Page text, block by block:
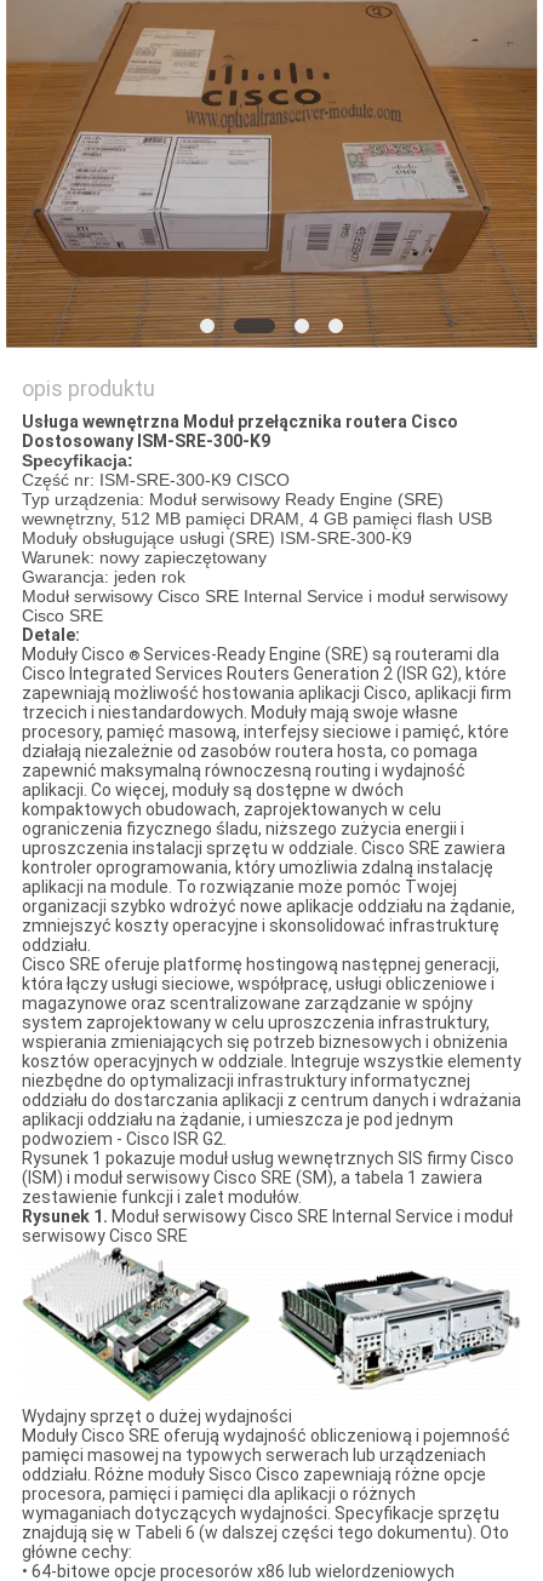
SITEMAP
POLITYKA
PRYWATNOŚCI
opis produktu
Usługa wewnętrzna Moduł przełącznika routera Cisco
Dostosowany ISM-SRE-300-K9
Specyfikacja:
Część nr: ISM-SRE-300-K9 CISCO
Typ urządzenia: Moduł serwisowy Ready Engine (SRE)
wewnętrzny, 512 MB pamięci DRAM, 4 GB pamięci flash USB
Moduły obsługujące usługi (SRE) ISM-SRE-300-K9
Warunek: nowy zapieczętowany
Gwarancja: jeden rok
Moduł serwisowy Cisco SRE Internal Service i moduł serwisowy
Cisco SRE
Detale:
Moduły Cisco ®Services-Ready Engine (SRE) są routerami dla
Cisco Integrated Services Routers Generation 2 (ISR G2), które
zapewniają możliwość hostowania aplikacji Cisco, aplikacji firm
trzecich i niestandardowych. Moduły mają swoje własne
procesory, pamięć masową, interfejsy sieciowe i pamięć, które
działają niezależnie od zasobów routera hosta, co pomaga
zapewnić maksymalną równoczesną routing i wydajność
aplikacji. Co więcej, moduły są dostępne w dwóch
kompaktowych obudowach, zaprojektowanych w celu
ograniczenia fizycznego śladu, niższego zużycia energii i
uproszczenia instalacji sprzętu w oddziale. Cisco SRE zawiera
kontroler oprogramowania, który umożliwia zdalną instalację
aplikacji na module. To rozwiązanie może pomóc Twojej
organizacji szybko wdrożyć nowe aplikacje oddziału na żądanie,
zmniejszyć koszty operacyjne i skonsolidować infrastrukturę
oddziału.
Cisco SRE oferuje platformę hostingową następnej generacji,
która łączy usługi sieciowe, współpracę, usługi obliczeniowe i
magazynowe oraz scentralizowane zarządzanie w spójny
system zaprojektowany w celu uproszczenia infrastruktury,
wspierania zmieniających się potrzeb biznesowych i obniżenia
kosztów operacyjnych w oddziale. Integruje wszystkie elementy
niezbędne do optymalizacji infrastruktury informatycznej
oddziału do dostarczania aplikacji z centrum danych i wdrażania
aplikacji oddziału na żądanie, i umieszcza je pod jednym
podwoziem - Cisco ISR G2.
Rysunek 1 pokazuje moduł usług wewnętrznych SIS firmy Cisco
(ISM) i moduł serwisowy Cisco SRE (SM), a tabela 1 zawiera
zestawienie funkcji i zalet modułów.
Rysunek 1. Moduł serwisowy Cisco SRE Internal Service i moduł
serwisowy Cisco SRE
Wydajny sprzęt o dużej wydajności
Moduły Cisco SRE oferują wydajność obliczeniową i pojemność
pamięci masowej na typowych serwerach lub urządzeniach
oddziału. Różne moduły Sisco Cisco zapewniają różne opcje
procesora, pamięci i pamięci dla aplikacji o różnych
wymaganiach dotyczących wydajności. Specyfikacje sprzętu
znajdują się w Tabeli 6 (w dalszej części tego dokumentu). Oto
główne cechy:
• 64-bitowe opcje procesorów x86 lub wielordzeniowych